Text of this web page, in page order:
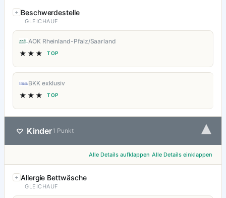
Beschwerdestelle
GLEICHAUF
AOK Rheinland-Pfalz/Saarland
★★★ TOP
BKK exklusiv
★★★ TOP
♡ Kinder1 Punkt ▾
Alle Details aufklappen Alle Details einklappen
Allergie Bettwäsche
GLEICHAUF